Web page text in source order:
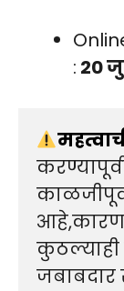
: 20
आहे,कारण
जबाबदार